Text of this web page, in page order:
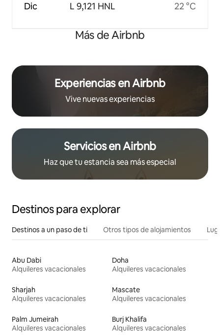
Dic L 9,121 HNL 22 °C
Más de Airbnb
Experiencias en Airbnb
Vive nuevas experiencias
Servicios en Airbnb
Haz que tu estancia sea más especial
Destinos para explorar
Destinos a un paso de ti Otros tipos de alojamientos
Abu Dabi
Alquileres vacacionales
Doha
Alquileres vacacionales
Sharjah
Alquileres vacacionales
Mascate
Alquileres vacacionales
Palm Jumeirah
Alquileres vacacionales
Burj Khalifa
Alquileres vacacionales